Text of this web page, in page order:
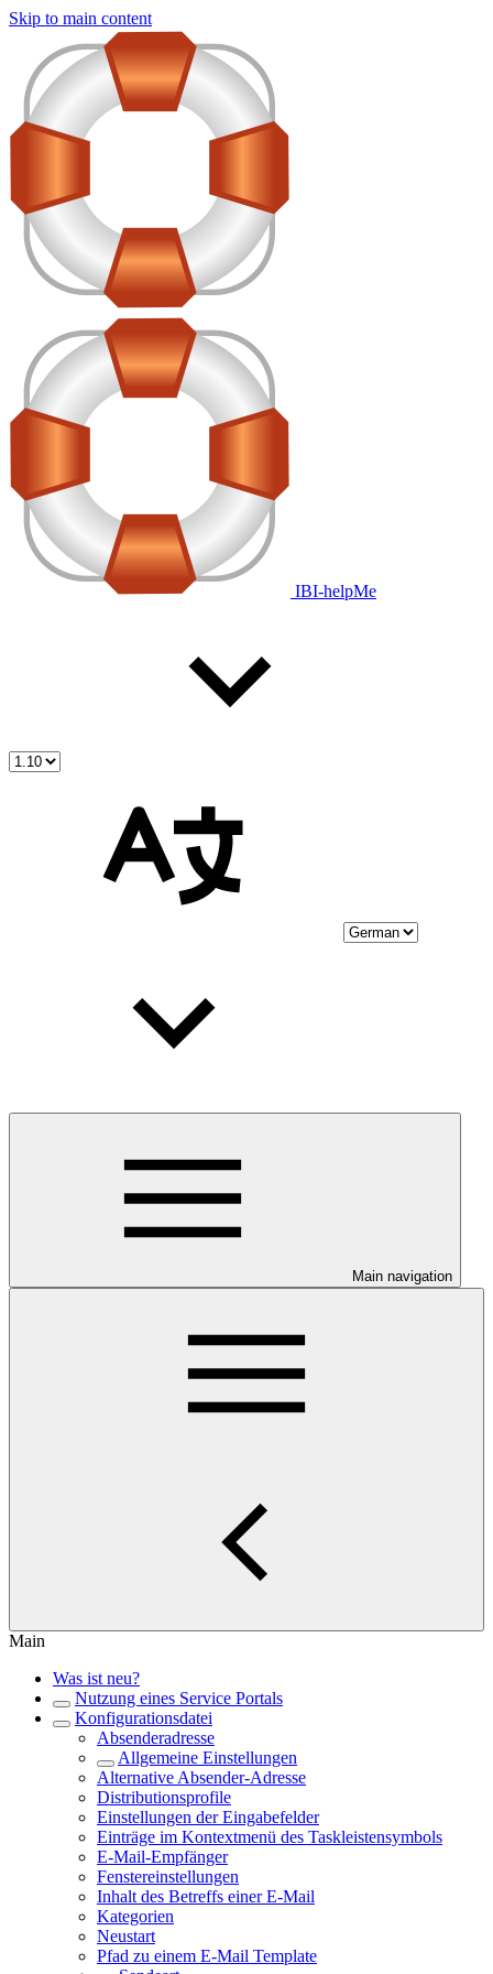
Skip to main content
IBI-helpMe
Main navigation
Main
Was ist neu?
Nutzung eines Service Portals
Konfigurationsdatei
Absenderadresse
Allgemeine Einstellungen
Alternative Absender-Adresse
Distributionsprofile
Einstellungen der Eingabefelder
Einträge im Kontextmenü des Taskleistensymbols
E-Mail-Empfänger
Fenstereinstellungen
Inhalt des Betreffs einer E-Mail
Kategorien
Neustart
Pfad zu einem E-Mail Template